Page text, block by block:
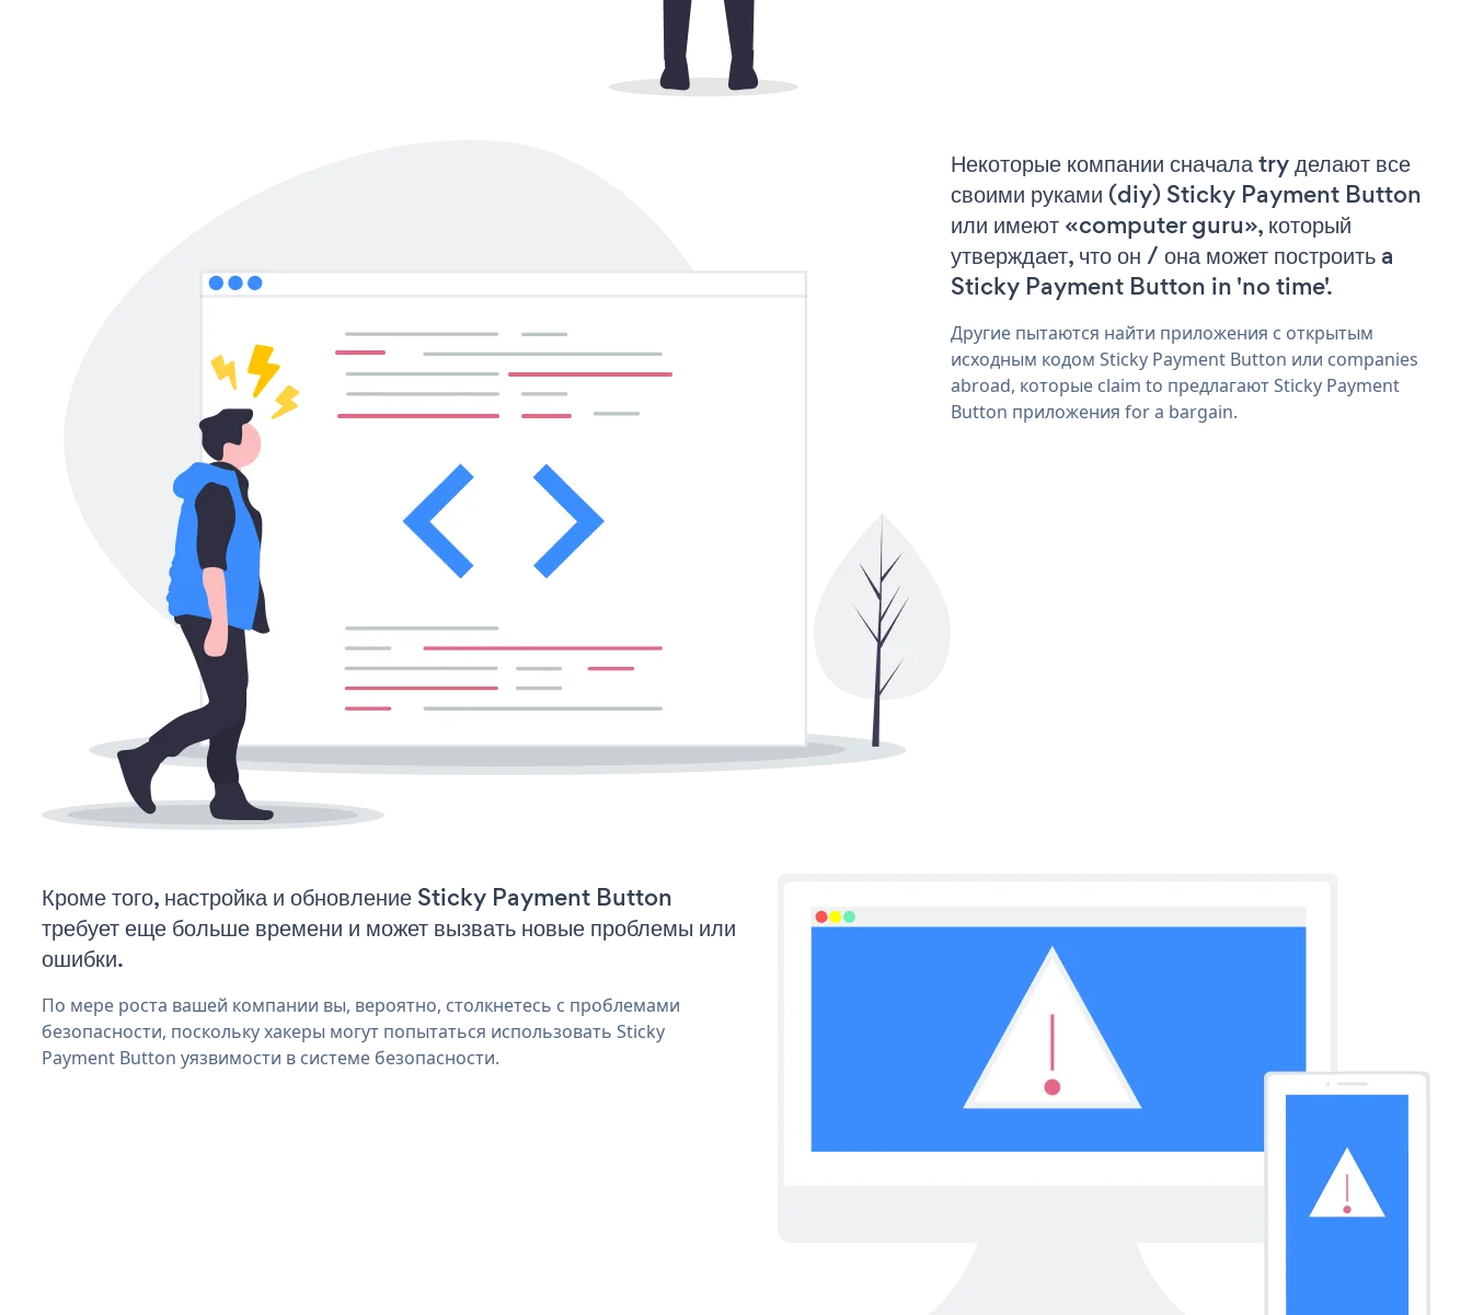
Некоторые компании сначала try делают все
своими руками (diy) Sticky Payment Button
или имеют «computer guru», который
утверждает, что он / она может построить a
Sticky Payment Button in 'no time'.
Другие пытаются найти приложения с открытым
исходным кодом Sticky Payment Button или companies
abroad, которые claim to предлагают Sticky Payment
Button приложения for a bargain.
Кроме того, настройка и обновление Sticky Payment Button
требует еще больше времени и может вызвать новые проблемы или
ошибки.
По мере роста вашей компании вы, вероятно, столкнетесь с проблемами
безопасности, поскольку хакеры могут попытаться использовать Sticky
Payment Button уязвимости в системе безопасности.